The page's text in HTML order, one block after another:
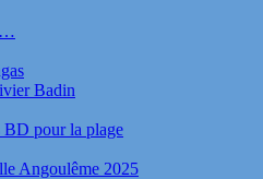
Badin
BD pour la plage
Angoulême 2025